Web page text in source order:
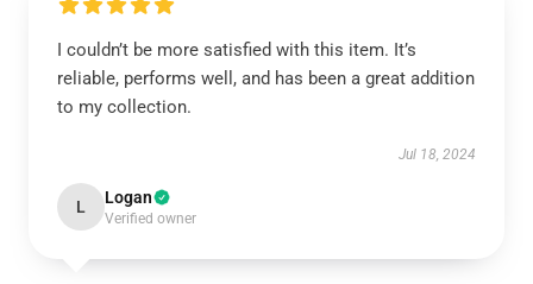
I couldn’t be more satisfied with this item. It’s
reliable, performs well, and has been a great addition
to my collection.
Jul 18, 2024
L Logan
Verified owner